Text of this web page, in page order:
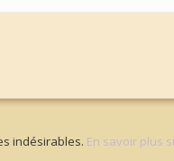
indésirables. En savoir plus